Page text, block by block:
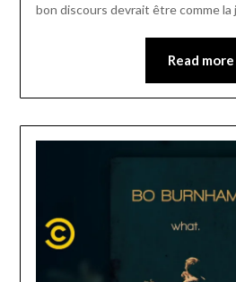
bon discours devrait être comme la
Read more